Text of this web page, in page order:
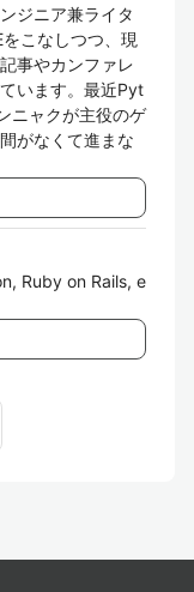
ジニア兼ライタ
こなしつつ、現
事やカンファレ
います。最近Pyt
ニャクが主役のゲ
がなくて進まな
Ruby on Rails, e